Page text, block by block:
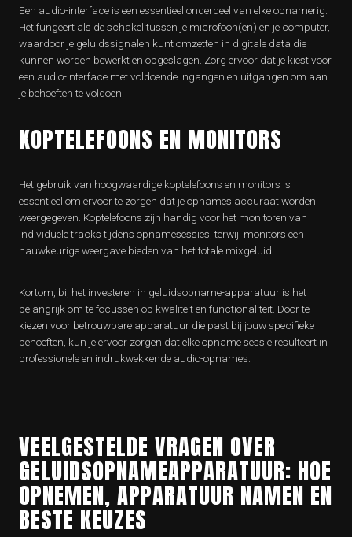
Een audio-interface is een essentieel onderdeel van elke opnamerig.
Het fungeert als de schakel tussen je microfoon(en) en je computer,
waardoor je geluidssignalen kunt omzetten in digitale data die
kunnen worden bewerkt en opgeslagen. Zorg ervoor dat je kiest voor
een audio-interface met voldoende ingangen en uitgangen om aan
je behoeften te voldoen.
KOPTELEFOONS EN MONITORS
Het gebruik van hoogwaardige koptelefoons en monitors is
essentieel om ervoor te zorgen dat je opnames accuraat worden
weergegeven. Koptelefoons zijn handig voor het monitoren van
individuele tracks tijdens opnamesessies, terwijl monitors een
nauwkeurige weergave bieden van het totale mixgeluid.
Kortom, bij het investeren in geluidsopname-apparatuur is het
belangrijk om te focussen op kwaliteit en functionaliteit. Door te
kiezen voor betrouwbare apparatuur die past bij jouw specifieke
behoeften, kun je ervoor zorgen dat elke opname sessie resulteert in
professionele en indrukwekkende audio-opnames.
VEELGESTELDE VRAGEN OVER
GELUIDSOPNAMEAPPARATUUR: HOE
OPNEMEN, APPARATUUR NAMEN EN
BESTE KEUZES